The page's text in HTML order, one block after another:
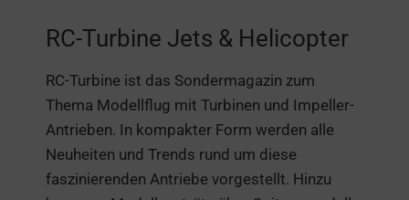
RC-Turbine Jets & Helicopter
RC-Turbine ist das Sondermagazin zum
Thema Modellflug mit Turbinen und Impeller-
Antrieben. In kompakter Form werden alle
Neuheiten und Trends rund um diese
faszinierenden Antriebe vorgestellt. Hinzu